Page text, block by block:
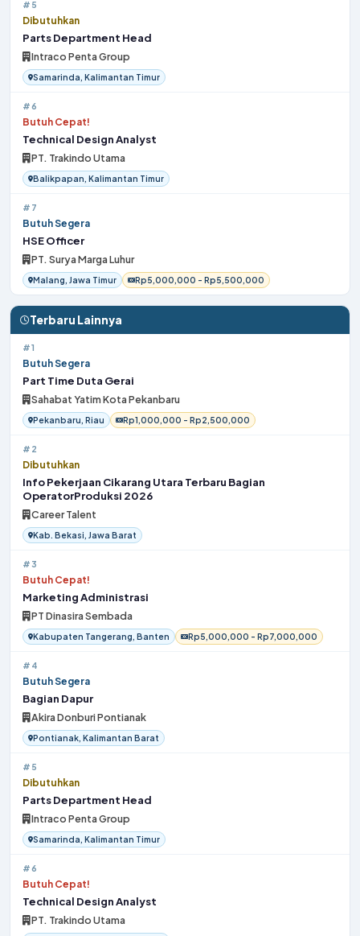
#5
Dibutuhkan
Parts Department Head
Intraco Penta Group
Samarinda, Kalimantan Timur
#6
Butuh Cepat!
Technical Design Analyst
PT. Trakindo Utama
Balikpapan, Kalimantan Timur
#7
Butuh Segera
HSE Officer
PT. Surya Marga Luhur
Malang, Jawa Timur Rp5,000,000 - Rp5,500,000
Terbaru Lainnya
#1
Butuh Segera
Part Time Duta Gerai
Sahabat Yatim Kota Pekanbaru
Pekanbaru, Riau Rp1,000,000 - Rp2,500,000
#2
Dibutuhkan
Info Pekerjaan Cikarang Utara Terbaru Bagian
OperatorProduksi 2026
Career Talent
Kab. Bekasi, Jawa Barat
#3
Butuh Cepat!
Marketing Administrasi
PT Dinasira Sembada
Kabupaten Tangerang, Banten Rp5,000,000 - Rp7,000,000
#4
Butuh Segera
Bagian Dapur
Akira Donburi Pontianak
Pontianak, Kalimantan Barat
#5
Dibutuhkan
Parts Department Head
Intraco Penta Group
Samarinda, Kalimantan Timur
#6
Butuh Cepat!
Technical Design Analyst
PT. Trakindo Utama